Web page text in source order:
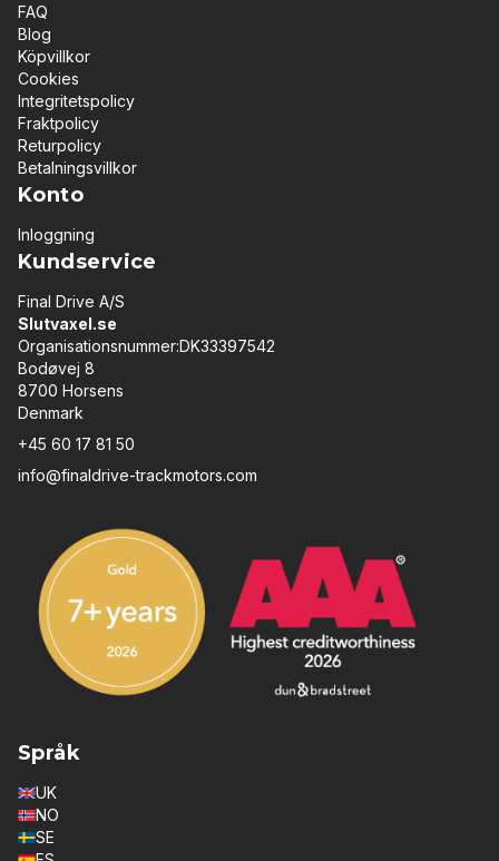
FAQ
Blog
Köpvillkor
Cookies
Integritetspolicy
Fraktpolicy
Returpolicy
Betalningsvillkor
Konto
Inloggning
Kundservice
Final Drive A/S
Slutvaxel.se
Organisationsnummer:DK33397542
Bodøvej 8
8700 Horsens
Denmark
+45 60 17 81 50
info@finaldrive-trackmotors.com
Språk
UK
NO
SE